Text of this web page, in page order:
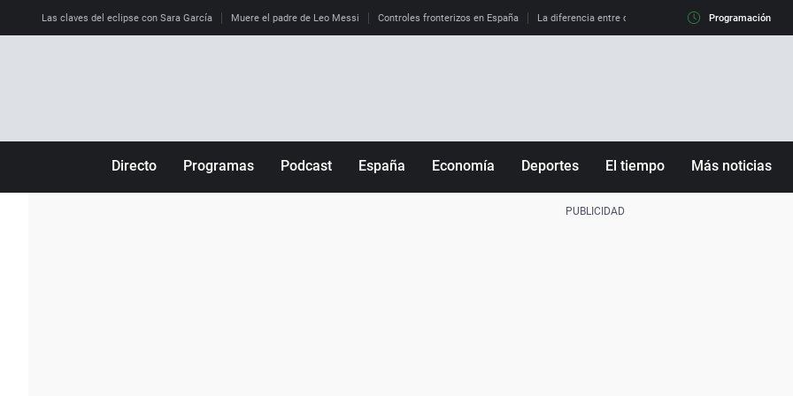
Las claves del eclipse con Sara García Muere el padre de Leo Messi Controles fronterizos en España La diferencia entre observar el eclipse al 99% y al 100%
Programación
Directo Programas Podcast España Economía Deportes El tiempo Más noticias